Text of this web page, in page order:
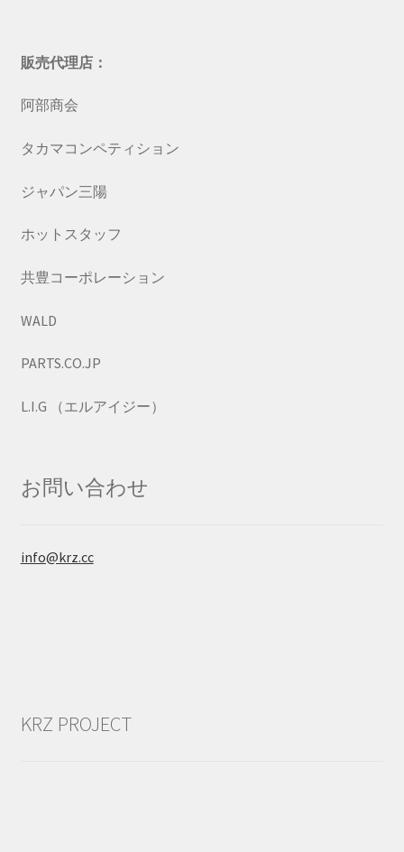
販売代理店：
阿部商会
タカマコンペティション
ジャパン三陽
ホットスタッフ
共豊コーポレーション
WALD
PARTS.CO.JP
L.I.G （エルアイジー）
お問い合わせ
info@krz.cc
KRZ PROJECT